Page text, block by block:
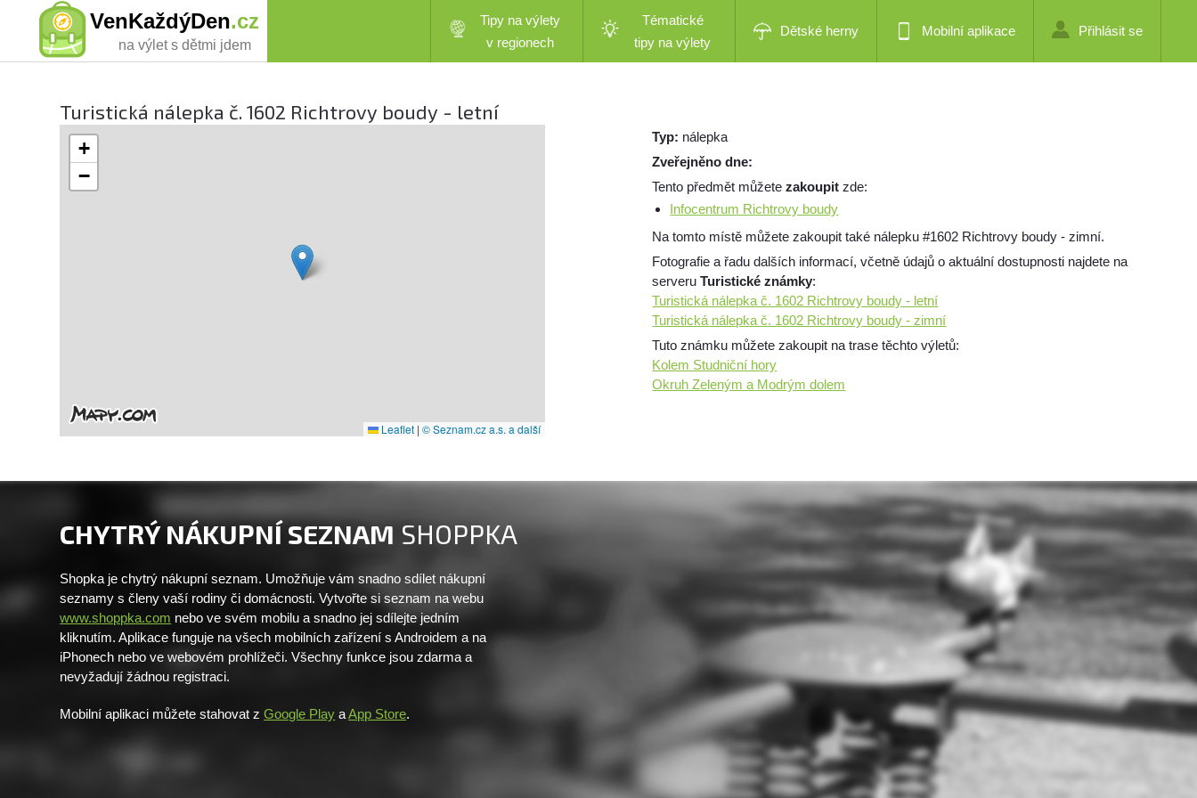
VenKaždýDen.cz
na výlet s dětmi jdem
Tipy na výlety
v regionech
Tématické
tipy na výlety
Dětské herny Mobilní aplikace Přihlásit se
Turistická nálepka č. 1602 Richtrovy boudy - letní
+
−
Leaflet | © Seznam.cz a.s. a další
Typ: nálepka
Zveřejněno dne:
Tento předmět můžetezakoupit zde:
Infocentrum Richtrovy boudy
Na tomto místě můžete zakoupit také nálepku #1602 Richtrovy boudy - zimní.
Fotografie a řadu dalších informací, včetně údajů o aktuální dostupnosti najdete na
serveruTuristické známky:
Turistická nálepka č. 1602 Richtrovy boudy - letní
Turistická nálepka č. 1602 Richtrovy boudy - zimní
Tuto známku můžete zakoupit na trase těchto výletů:
Kolem Studniční hory
Okruh Zeleným a Modrým dolem
CHYTRÝ NÁKUPNÍ SEZNAM SHOPPKA
Shopka je chytrý nákupní seznam. Umožňuje vám snadno sdílet nákupní
seznamy s členy vaší rodiny či domácnosti. Vytvořte si seznam na webu
www.shoppka.com nebo ve svém mobilu a snadno jej sdílejte jedním
kliknutím. Aplikace funguje na všech mobilních zařízení s Androidem a na
iPhonech nebo ve webovém prohlížeči. Všechny funkce jsou zdarma a
nevyžadují žádnou registraci.
Mobilní aplikaci můžete stahovat zGoogle Play aApp Store.